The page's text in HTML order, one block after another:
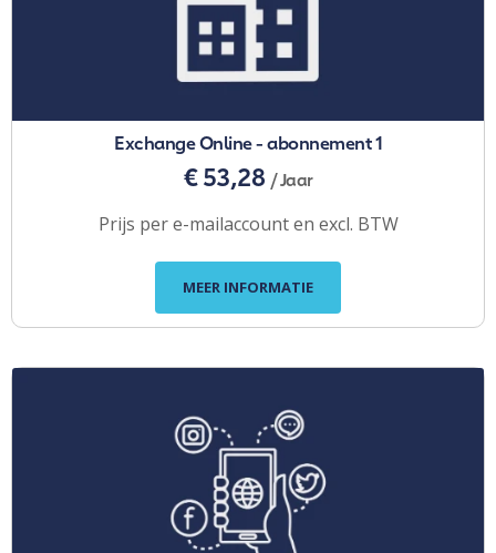
Exchange Online - abonnement 1
€ 53,28 / Jaar
Prijs per e-mailaccount en excl. BTW
MEER INFORMATIE